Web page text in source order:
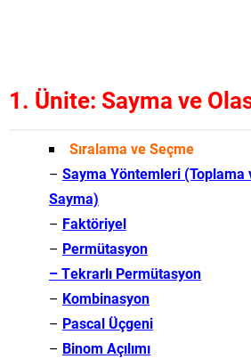
1. Ünite: Sayma ve
Sıralama ve Seçme
– Sayma Yöntemleri (Toplama
Sayma)
– Faktöriyel
– Permütasyon
– Tekrarlı Permütasyon
– Kombinasyon
– Pascal Üçgeni
– Binom Açılımı